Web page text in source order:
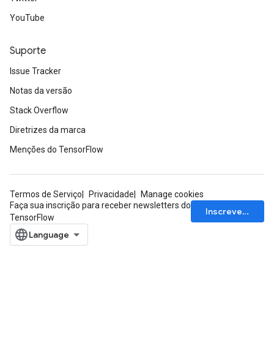
YouTube
Suporte
Issue Tracker
Notas da versão
Stack Overflow
Diretrizes da marca
Menções do TensorFlow
Termos de Serviço Privacidade
Manage cookies
Faça sua inscrição para receber newsletters do
TensorFlow
Inscrever-se